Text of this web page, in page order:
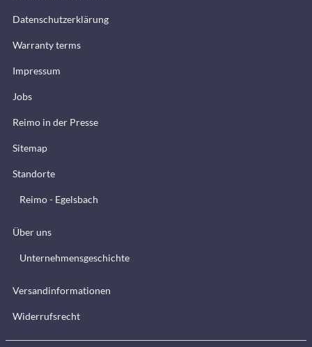
Datenschutzerklärung
Warranty terms
Impressum
Jobs
Reimo in der Presse
Sitemap
Standorte
Reimo - Egelsbach
Über uns
Unternehmensgeschichte
Versandinformationen
Widerrufsrecht